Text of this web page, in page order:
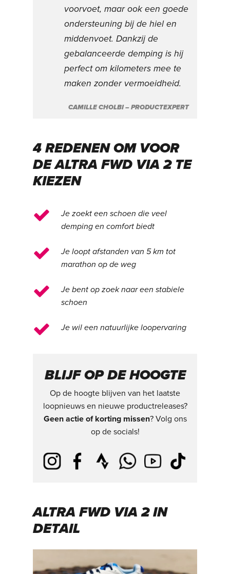
voorvoet, maar ook een goede
ondersteuning bij de hiel en
middenvoet. Dankzij de
gebalanceerde demping is hij
perfect om kilometers mee te
maken zonder vermoeidheid.
CAMILLE CHOLBI – PRODUCTEXPERT
4 REDENEN OM VOOR
DE ALTRA FWD VIA 2 TE
KIEZEN
Je zoekt een schoen die veel
demping en comfort biedt
Je loopt afstanden van 5 km tot
marathon op de weg
Je bent op zoek naar een stabiele
schoen
Je wil een natuurlijke loopervaring
BLIJF OP DE HOOGTE
Op de hoogte blijven van het laatste
loopnieuws en nieuwe productreleases?
Geen actie of korting missen? Volg ons
op de socials!
ALTRA FWD VIA 2 IN
DETAIL